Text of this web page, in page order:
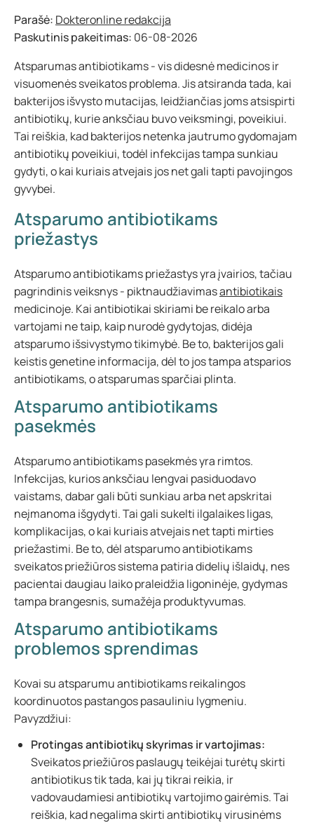
Parašė: Dokteronline redakcija
Paskutinis pakeitimas: 06-08-2026
Atsparumas antibiotikams - vis didesnė medicinos ir
visuomenės sveikatos problema. Jis atsiranda tada, kai
bakterijos išvysto mutacijas, leidžiančias joms atsispirti
antibiotikų, kurie anksčiau buvo veiksmingi, poveikiui.
Tai reiškia, kad bakterijos netenka jautrumo gydomajam
antibiotikų poveikiui, todėl infekcijas tampa sunkiau
gydyti, o kai kuriais atvejais jos net gali tapti pavojingos
gyvybei.
Atsparumo antibiotikams
priežastys
Atsparumo antibiotikams priežastys yra įvairios, tačiau
pagrindinis veiksnys - piktnaudžiavimasantibiotikais
medicinoje. Kai antibiotikai skiriami be reikalo arba
vartojami ne taip, kaip nurodė gydytojas, didėja
atsparumo išsivystymo tikimybė. Be to, bakterijos gali
keistis genetine informacija, dėl to jos tampa atsparios
antibiotikams, o atsparumas sparčiai plinta.
Atsparumo antibiotikams
pasekmės
Atsparumo antibiotikams pasekmės yra rimtos.
Infekcijas, kurios anksčiau lengvai pasiduodavo
vaistams, dabar gali būti sunkiau arba net apskritai
neįmanoma išgydyti. Tai gali sukelti ilgalaikes ligas,
komplikacijas, o kai kuriais atvejais net tapti mirties
priežastimi. Be to, dėl atsparumo antibiotikams
sveikatos priežiūros sistema patiria didelių išlaidų, nes
pacientai daugiau laiko praleidžia ligoninėje, gydymas
tampa brangesnis, sumažėja produktyvumas.
Atsparumo antibiotikams
problemos sprendimas
Kovai su atsparumu antibiotikams reikalingos
koordinuotos pastangos pasauliniu lygmeniu.
Pavyzdžiui:
Protingas antibiotikų skyrimas ir vartojimas:
Sveikatos priežiūros paslaugų teikėjai turėtų skirti
antibiotikus tik tada, kai jų tikrai reikia, ir
vadovaudamiesi antibiotikų vartojimo gairėmis. Tai
reiškia, kad negalima skirti antibiotikų virusinėms